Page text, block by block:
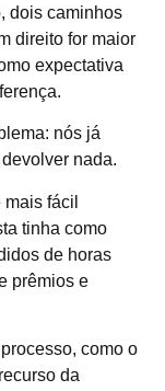
dois caminhos
direito for maior
expectativa
nós já
nada.
fácil
tinha como
de horas
prêmios e
como o
da